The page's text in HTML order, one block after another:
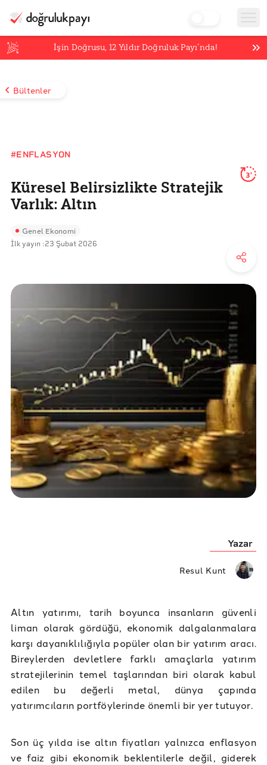
İşin Doğrusu,12 Yıldır Doğruluk Payı’nda!
Bültenler
#ENFLASYON
Küresel Belirsizlikte Stratejik
Varlık: Altın
3'
Genel Ekonomi
İlk yayın :23 Şubat 2026
Yazar
Resul Kunt
Altın yatırımı, tarih boyunca insanların güvenli
liman olarak gördüğü, ekonomik dalgalanmalara
karşı dayanıklılığıyla popüler olan bir yatırım aracı.
Bireylerden devletlere farklı amaçlarla yatırım
stratejilerinin temel taşlarından biri olarak kabul
edilen bu değerli metal, dünya çapında
yatırımcıların portföylerinde önemli bir yer tutuyor.
Son üç yılda ise altın fiyatları yalnızca enflasyon
ve faiz gibi ekonomik beklentilerle değil, giderek